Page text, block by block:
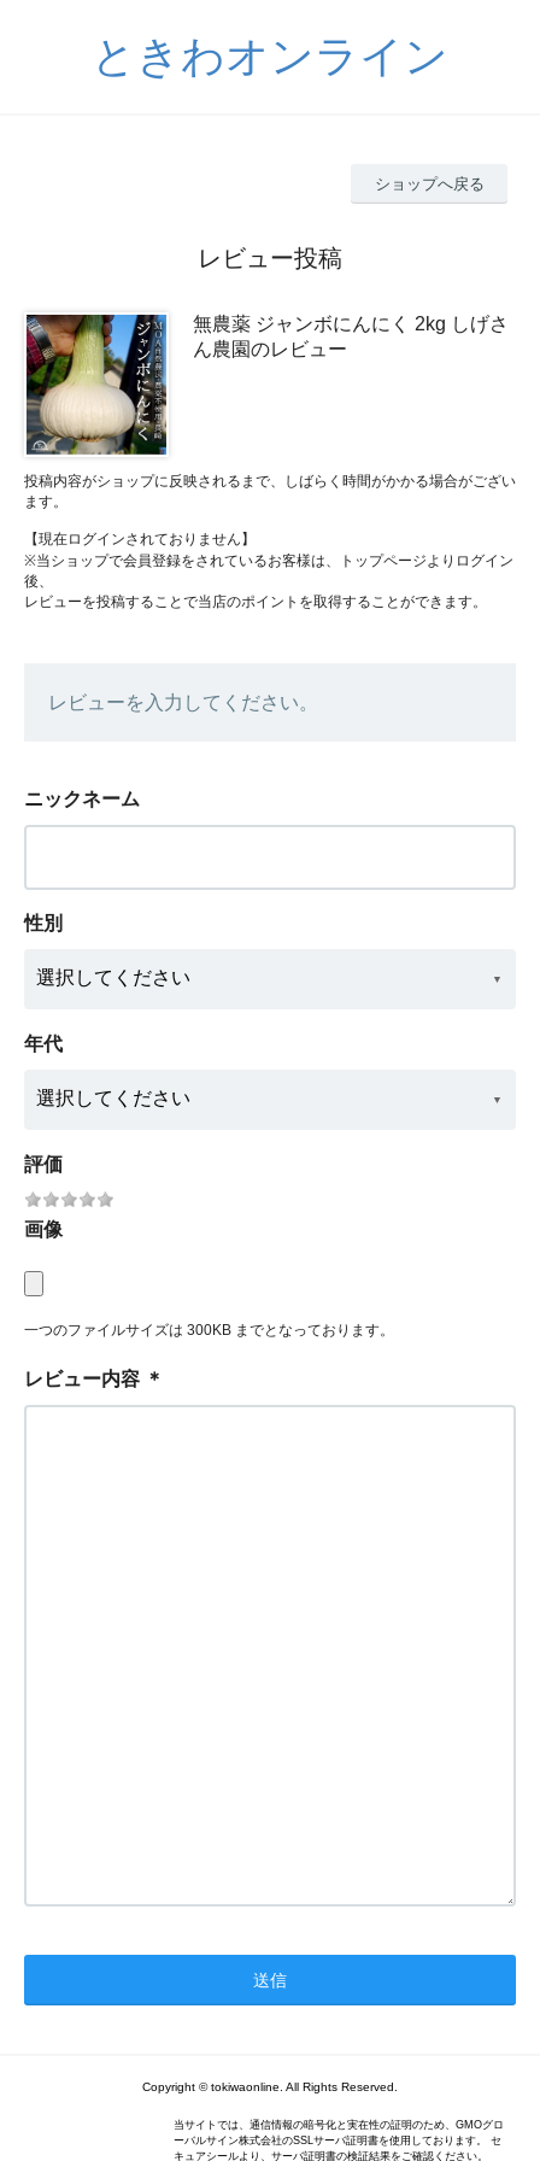
ときわオンライン
ショップへ戻る
レビュー投稿
無農薬 ジャンボにんにく 2kg しげさ
ん農園のレビュー
投稿内容がショップに反映されるまで、しばらく時間がかかる場合がござい
ます。
【現在ログインされておりません】
※当ショップで会員登録をされているお客様は、トップページよりログイン
後、
レビューを投稿することで当店のポイントを取得することができます。
レビューを入力してください。
ニックネーム
性別
年代
評価
画像
一つのファイルサイズは 300KB までとなっております。
レビュー内容 ＊
Copyright © tokiwaonline. All Rights Reserved.
当サイトでは、通信情報の暗号化と実在性の証明のため、GMOグロ
ーバルサイン株式会社のSSLサーバ証明書を使用しております。 セ
キュアシールより、サーバ証明書の検証結果をご確認ください。